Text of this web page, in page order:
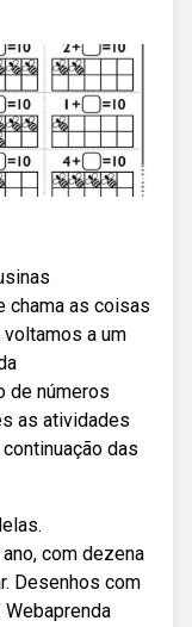
chama as coisas
a um
de números
as atividades
das
com dezena
Desenhos com